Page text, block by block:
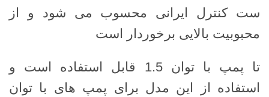
ست کنترل ایرانی محسوب می شود و از
محبوبیت بالایی برخوردار است
تا پمپ با توان 1.5 قابل استفاده است و
استفاده از این مدل برای پمپ های با توان